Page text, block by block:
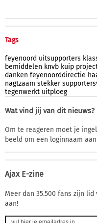
Tags
feyenoord uitsupporters
bemiddelen knvb kuip
danken feyenoorddirectie
nagtzaam stekker
tegenwerkt uitploeg
Wat vind jij van dit nieuws?
Om te reageren moet je
beeld om een loginnaam
Ajax E-zine
Meer dan 35.500 fans zijn
aan!